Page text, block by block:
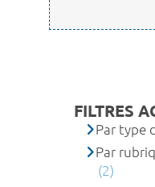
FILTRES
Par type
Par
(2)